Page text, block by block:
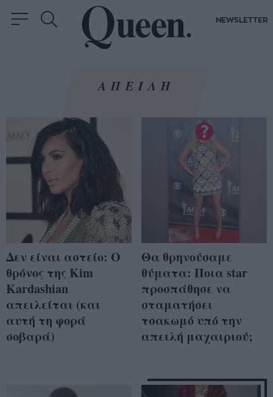
NEWSLETTER
ΑΠΕΙΛΗ
Δεν είναι αστείο: Ο
θρόνος της Kim
Kardashian
απειλείται (και
αυτή τη φορά
σοβαρά)
Θα θρηνούσαμε
θύματα: Ποια star
προσπάθησε να
σταματήσει
τσακωμό υπό την
απειλή μαχαιριού;